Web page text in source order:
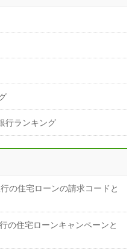
行ランキング
の住宅ローンの請求コードと
の住宅ローンキャンペーンと